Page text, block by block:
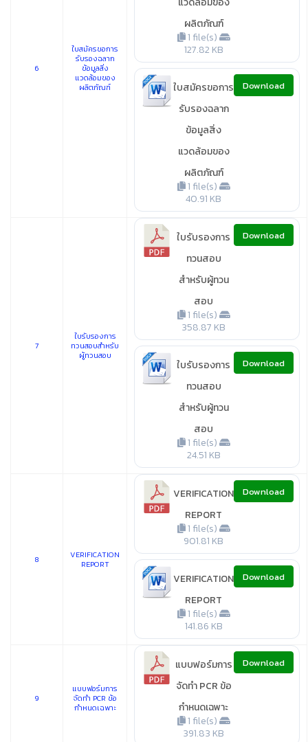
6
ใบสมัครขอการ
รับรองฉลาก
ข้อมูลสิ่ง
แวดล้อมของ
ผลิตภัณฑ์
ผลิตภัณฑ์
1 file(s)
127.82 KB
ใบสมัครขอการ
รับรองฉลาก
ข้อมูลสิ่ง
แวดล้อมของ
ผลิตภัณฑ์
1 file(s)
40.91 KB
Download
7
ใบรับรองการ
ทวนสอบสำหรับ
ผู้ทวนสอบ
ใบรับรองการ
ทวนสอบ
สำหรับผู้ทวน
สอบ
1 file(s)
358.87 KB
Download
ใบรับรองการ
ทวนสอบ
สำหรับผู้ทวน
สอบ
1 file(s)
24.51 KB
Download
8
VERIFICATION
REPORT
VERIFICATION
REPORT
1 file(s)
901.81 KB
Download
VERIFICATION
REPORT
1 file(s)
141.86 KB
Download
9
แบบฟอร์มการ
จัดทำ PCR ข้อ
กำหนดเฉพาะ
แบบฟอร์มการ
จัดทำ PCR ข้อ
กำหนดเฉพาะ
1 file(s)
391.83 KB
Download